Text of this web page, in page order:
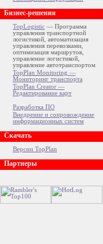
Бизнес-решения
TopLogistic — Программа
управления транспортной
логистикой, автоматизация
управления перевозками,
оптимизация маршрутов,
управление логистикой,
управление автотранспортом
TopPlan Monitoring —
Мониторинг транспорта
TopPlan Creator —
Редактирование карт
Разработка ПО
Внедрение и сопровождение
информационных систем
Скачать
Версии TopPlan
Партнеры